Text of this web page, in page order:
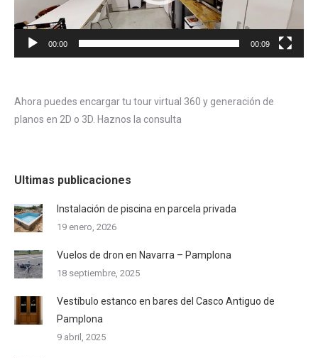
00:00 00:09
Ahora puedes encargar tu tour virtual 360 y generación de
planos en 2D o 3D. Haznos la consulta
Ultimas publicaciones
Instalación de piscina en parcela privada
19 enero, 2026
Vuelos de dron en Navarra – Pamplona
18 septiembre, 2025
Vestíbulo estanco en bares del Casco Antiguo de
Pamplona
9 abril, 2025